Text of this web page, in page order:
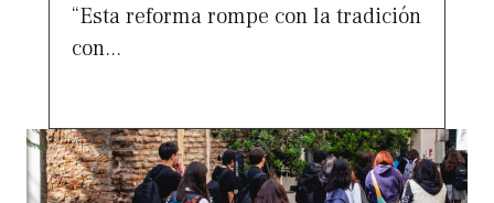
“Esta reforma rompe con la tradición
con...